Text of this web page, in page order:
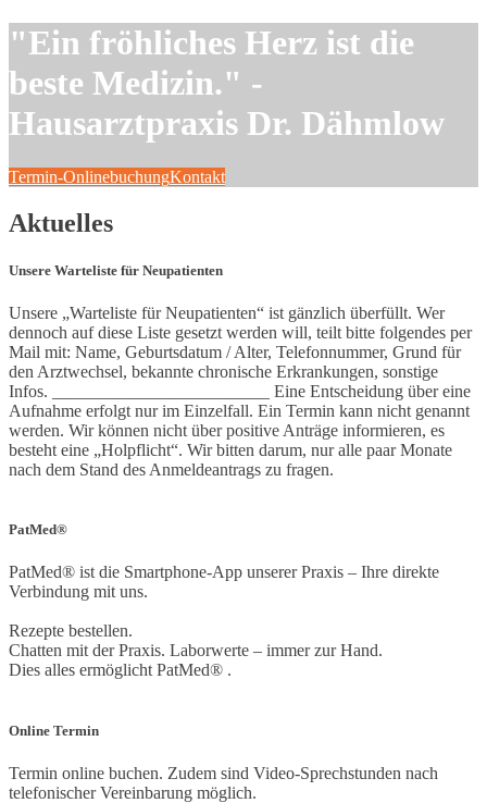
"Ein fröhliches Herz ist die
beste Medizin." -
Hausarztpraxis Dr. Dähmlow
Termin-OnlinebuchungKontakt
Aktuelles
Unsere Warteliste für Neupatienten
Unsere „Warteliste für Neupatienten“ ist gänzlich überfüllt. Wer
dennoch auf diese Liste gesetzt werden will, teilt bitte folgendes per
Mail mit: Name, Geburtsdatum / Alter, Telefonnummer, Grund für
den Arztwechsel, bekannte chronische Erkrankungen, sonstige
Infos. _________________________ Eine Entscheidung über eine
Aufnahme erfolgt nur im Einzelfall. Ein Termin kann nicht genannt
werden. Wir können nicht über positive Anträge informieren, es
besteht eine „Holpflicht“. Wir bitten darum, nur alle paar Monate
nach dem Stand des Anmeldeantrags zu fragen.
PatMed®
PatMed® ist die Smartphone-App unserer Praxis – Ihre direkte
Verbindung mit uns.
Rezepte bestellen.
Chatten mit der Praxis. Laborwerte – immer zur Hand.
Dies alles ermöglicht PatMed® .
Online Termin
Termin online buchen. Zudem sind Video-Sprechstunden nach
telefonischer Vereinbarung möglich.